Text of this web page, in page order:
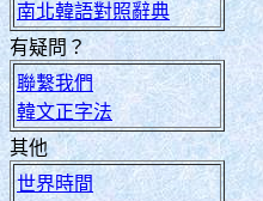
南北韓語對照辭典
有疑問？
聯繫我們
韓文正字法
其他
世界時間